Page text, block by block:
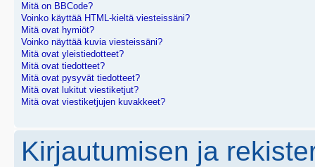
Mitä on BBCode?
Voinko käyttää HTML-kieltä viesteissäni?
Mitä ovat hymiöt?
Voinko näyttää kuvia viesteissäni?
Mitä ovat yleistiedotteet?
Mitä ovat tiedotteet?
Mitä ovat pysyvät tiedotteet?
Mitä ovat lukitut viestiketjut?
Mitä ovat viestiketjujen kuvakkeet?
Kirjautumisen ja